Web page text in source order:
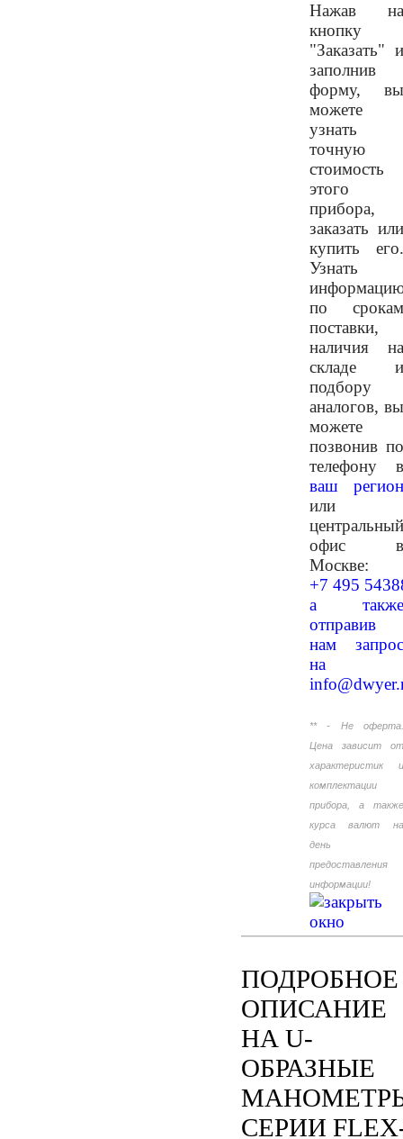
Нажав на
кнопку
"Заказать" и
заполнив
форму, вы
можете
узнать
точную
стоимость
этого
прибора,
заказать или
купить его.
Узнать
по срокам
поставки,
наличия на
складе и
подбору
аналогов, вы
можете
позвонив по
телефону в
ваш регион
или
центральный
офис в
Москве:
+7 495
а также
отправив
нам запрос
на
** - Не оферта.
Цена зависит от
характеристик и
комплектации
прибора, а также
курса валют на
день
предоставления
информации!
ПОДРОБНОЕ
ОПИСАНИЕ
НА U-
ОБРАЗНЫЕ
СЕРИИ